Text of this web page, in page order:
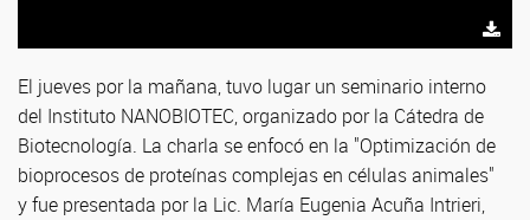
El jueves por la mañana, tuvo lugar un seminario interno
del Instituto NANOBIOTEC, organizado por la Cátedra de
Biotecnología. La charla se enfocó en la "Optimización de
bioprocesos de proteínas complejas en células animales"
y fue presentada por la Lic. María Eugenia Acuña Intrieri,